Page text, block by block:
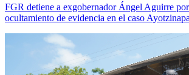
FGR detiene a exgobernador Ángel Aguirre
ocultamiento de evidencia en el caso Ayotzinapa